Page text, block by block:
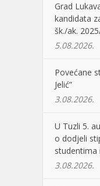
Grad
kandidata
šk./ak.
5.08.2026.
Povećane
Jelić”
3.08.2026.
U Tuzli 5.
o dodjeli
studentima
3.08.2026.